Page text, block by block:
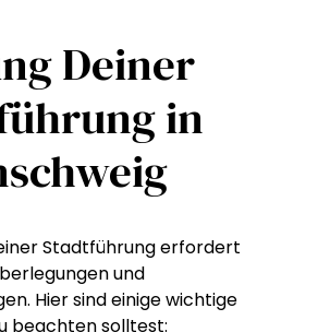
Deiner
in
Stadtführung erfordert
und
Hier sind einige wichtige
beachten solltest: